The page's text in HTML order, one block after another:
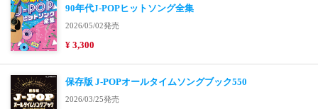
90年代J-POPヒットソング全集
2026/05/02発売
¥ 3,300
保存版 J-POPオールタイムソングブック550
2026/03/25発売